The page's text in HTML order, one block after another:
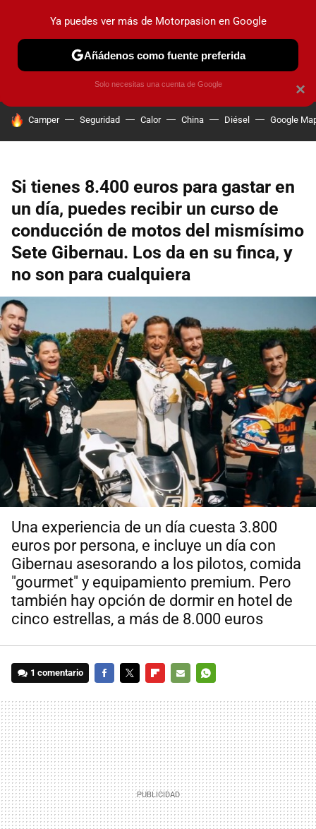
PRUEBAS COCHES ELÉCTRICOS OBSERVATORIO
HOY SE HABLA DE
Camper Seguridad Calor China Diésel Google
Si tienes 8.400 euros para gastar en
un día, puedes recibir un curso de
conducción de motos del mismísimo
Sete Gibernau. Los da en su finca, y
no son para cualquiera
Una experiencia de un día cuesta 3.800
euros por persona, e incluye un día con
Gibernau asesorando a los pilotos, comida
"gourmet" y equipamiento premium. Pero
también hay opción de dormir en hotel de
cinco estrellas, a más de 8.000 euros
1 comentario
MAIL
×
Ya puedes ver más de Motorpasion en Google
Añádenos como fuente preferida
Solo necesitas una cuenta de Google